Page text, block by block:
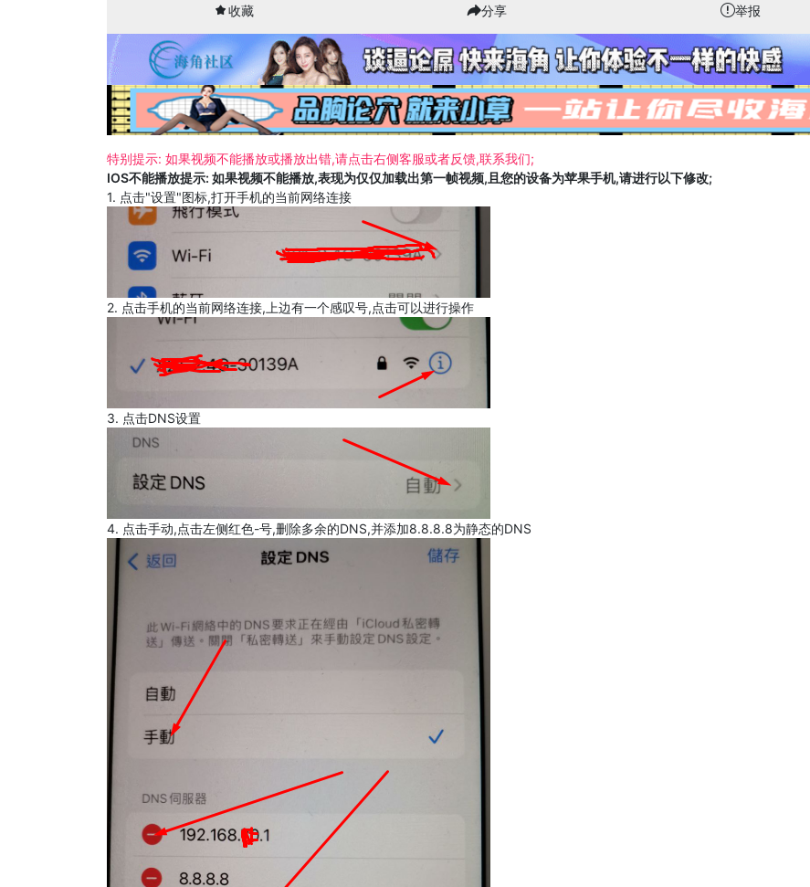
收藏 分享 举报
特别提示: 如果视频不能播放或播放出错,请点击右侧客服或者反馈,联系我们;
IOS不能播放提示: 如果视频不能播放,表现为仅仅加载出第一帧视频,且您的设备为苹果手机,请进行以下修改;
1. 点击"设置"图标,打开手机的当前网络连接
2. 点击手机的当前网络连接,上边有一个感叹号,点击可以进行操作
3. 点击DNS设置
4. 点击手动,点击左侧红色-号,删除多余的DNS,并添加8.8.8.8为静态的DNS